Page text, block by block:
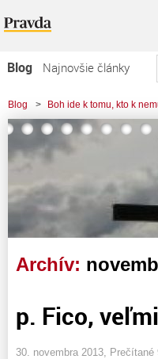
Blog
Najnovšie články
Najčítanejšie články
Najkomentovanejšie články
Zoznam blogov
Komerčné blogy
Blog > Boh ide k tomu, kto k
Archív:
p. Fico,
30. novembra 2013, Prečítané